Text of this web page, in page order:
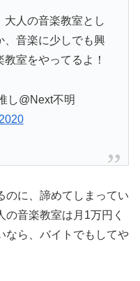
大人の音楽教室とし
、音楽に少しでも興
室をやってるよ！
し@Next不明
のに、諦めてしまってい
音楽教室は月1万円く
なら、バイトでもしてや